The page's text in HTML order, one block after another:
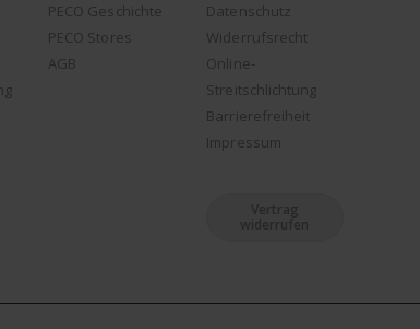
PECO Geschichte
PECO Stores
AGB
Datenschutz
Widerrufsrecht
Online-
Streitschlichtung
Barrierefreiheit
Impressum
Vertrag
widerrufen